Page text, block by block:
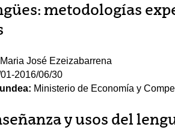
metodologías
Maria José Ezeizabarrena
2016/06/30
Ministerio de Economía y
y usos del